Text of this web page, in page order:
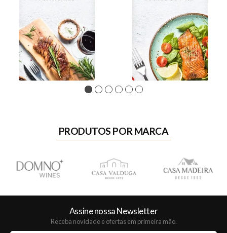
1 2 3 4 5 6
PRODUTOS POR MARCA
Assine nossa Newsletter
Receba novidade e ofertas em primeira mão.